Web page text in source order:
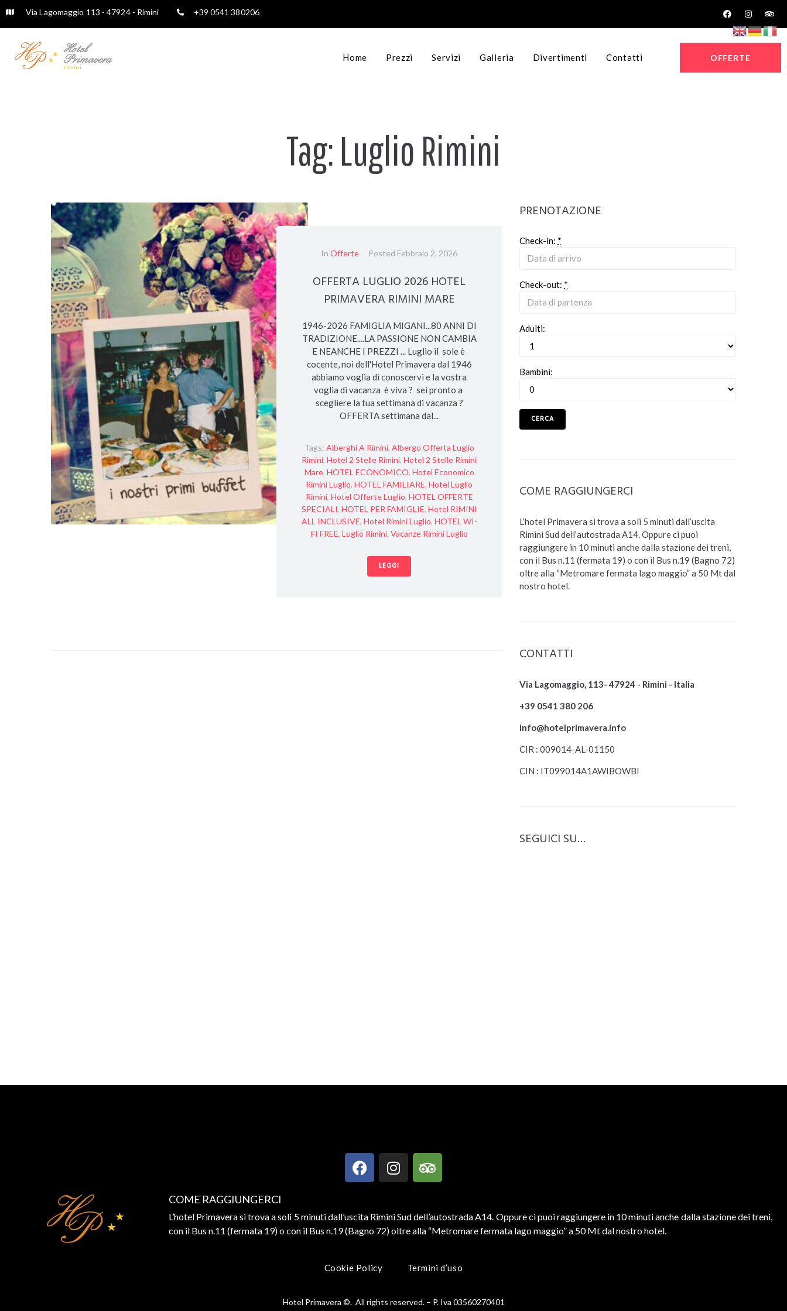
Via Lagomaggio 113 - 47924 - Rimini +39 0541 380206
Home Prezzi Servizi Galleria Divertimenti Contatti OFFERTE
Tag:Luglio Rimini
In Offerte Posted Febbraio 2, 2026
OFFERTA LUGLIO 2026 HOTEL
PRIMAVERA RIMINI MARE
1946-2026 FAMIGLIA MIGANI...80 ANNI DI
TRADIZIONE....LA PASSIONE NON CAMBIA
E NEANCHE I PREZZI ... Luglio il sole è
cocente, noi dell'Hotel Primavera dal 1946
abbiamo voglia di conoscervi e la vostra
voglia di vacanza è viva ? sei pronto a
scegliere la tua settimana di vacanza ?
OFFERTA settimana dal...
Tags: Alberghi A Rimini, Albergo Offerta Luglio
Rimini, Hotel 2 Stelle Rimini, Hotel 2 Stelle Rimini
Mare, HOTEL ECONOMICO, Hotel Economico
Rimini Luglio, HOTEL FAMILIARE, Hotel Luglio
Rimini, Hotel Offerte Luglio, HOTEL OFFERTE
SPECIALI, HOTEL PER FAMIGLIE, Hotel RIMINI
ALL INCLUSIVE, Hotel Rimini Luglio, HOTEL WI-
FI FREE, Luglio Rimini, Vacanze Rimini Luglio
LEGGI
PRENOTAZIONE
Check-in: *
Check-out: *
Adulti:
Bambini:
COME RAGGIUNGERCI
L’hotel Primavera si trova a soli 5 minuti dall’uscita
Rimini Sud dell’autostrada A14. Oppure ci puoi
raggiungere in 10 minuti anche dalla stazione dei treni,
con il Bus n.11 (fermata 19) o con il Bus n.19 (Bagno 72)
oltre alla “Metromare fermata lago maggio” a 50 Mt dal
nostro hotel.
CONTATTI
Via Lagomaggio, 113- 47924 - Rimini - Italia
+39 0541 380 206
info@hotelprimavera.info
CIR : 009014-AL-01150
CIN : IT099014A1AWIBOWBI
SEGUICI SU…
COME RAGGIUNGERCI
L’hotel Primavera si trova a soli 5 minuti dall’uscita Rimini Sud dell’autostrada A14. Oppure ci puoi raggiungere in 10 minuti anche dalla stazione dei treni,
con il Bus n.11 (fermata 19) o con il Bus n.19 (Bagno 72) oltre alla “Metromare fermata lago maggio” a 50 Mt dal nostro hotel.
Cookie Policy Termini d’uso
Hotel Primavera ©. All rights reserved. – P. Iva 03560270401